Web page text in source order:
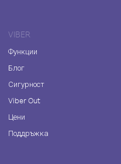
VIBER
Функции
Блог
Сигурност
Viber Out
Цени
Поддръжка